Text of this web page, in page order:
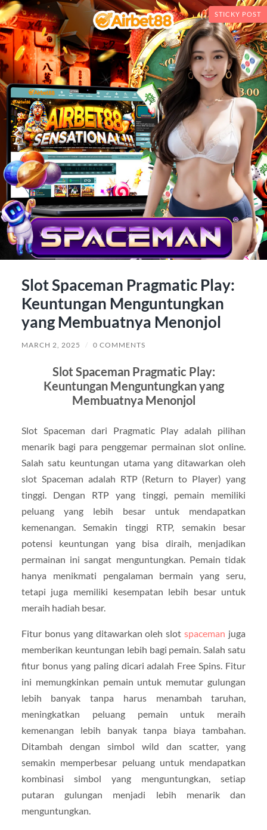
STICKY POST
Slot Spaceman Pragmatic Play:
Keuntungan Menguntungkan
yang Membuatnya Menonjol
MARCH 2, 2025 / 0 COMMENTS
Slot Spaceman Pragmatic Play:
Keuntungan Menguntungkan yang
Membuatnya Menonjol
Slot Spaceman dari Pragmatic Play adalah pilihan
menarik bagi para penggemar permainan slot online.
Salah satu keuntungan utama yang ditawarkan oleh
slot Spaceman adalah RTP (Return to Player) yang
tinggi. Dengan RTP yang tinggi, pemain memiliki
peluang yang lebih besar untuk mendapatkan
kemenangan. Semakin tinggi RTP, semakin besar
potensi keuntungan yang bisa diraih, menjadikan
permainan ini sangat menguntungkan. Pemain tidak
hanya menikmati pengalaman bermain yang seru,
tetapi juga memiliki kesempatan lebih besar untuk
meraih hadiah besar.
Fitur bonus yang ditawarkan oleh slotspaceman juga
memberikan keuntungan lebih bagi pemain. Salah satu
fitur bonus yang paling dicari adalah Free Spins. Fitur
ini memungkinkan pemain untuk memutar gulungan
lebih banyak tanpa harus menambah taruhan,
meningkatkan peluang pemain untuk meraih
kemenangan lebih banyak tanpa biaya tambahan.
Ditambah dengan simbol wild dan scatter, yang
semakin memperbesar peluang untuk mendapatkan
kombinasi simbol yang menguntungkan, setiap
putaran gulungan menjadi lebih menarik dan
menguntungkan.